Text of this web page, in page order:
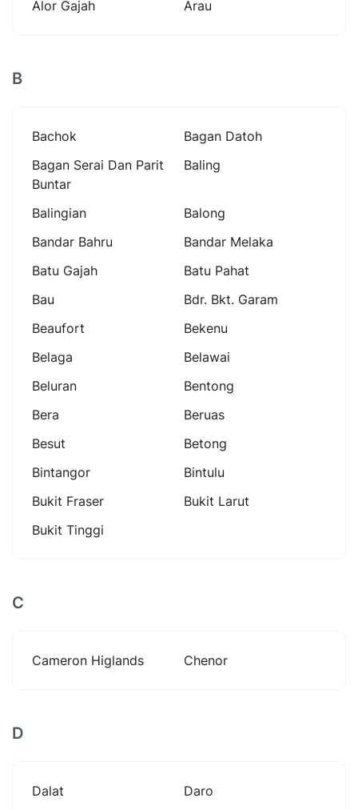
Alor Gajah Arau
B
Bachok
Bagan Datoh
Bagan Serai Dan Parit
Buntar
Baling
Balingian
Balong
Bandar Bahru
Bandar Melaka
Batu Gajah
Batu Pahat
Bau
Bdr. Bkt. Garam
Beaufort
Bekenu
Belaga
Belawai
Beluran
Bentong
Bera
Beruas
Besut
Betong
Bintangor
Bintulu
Bukit Fraser
Bukit Larut
Bukit Tinggi
C
Cameron Higlands Chenor
D
Dalat
Daro